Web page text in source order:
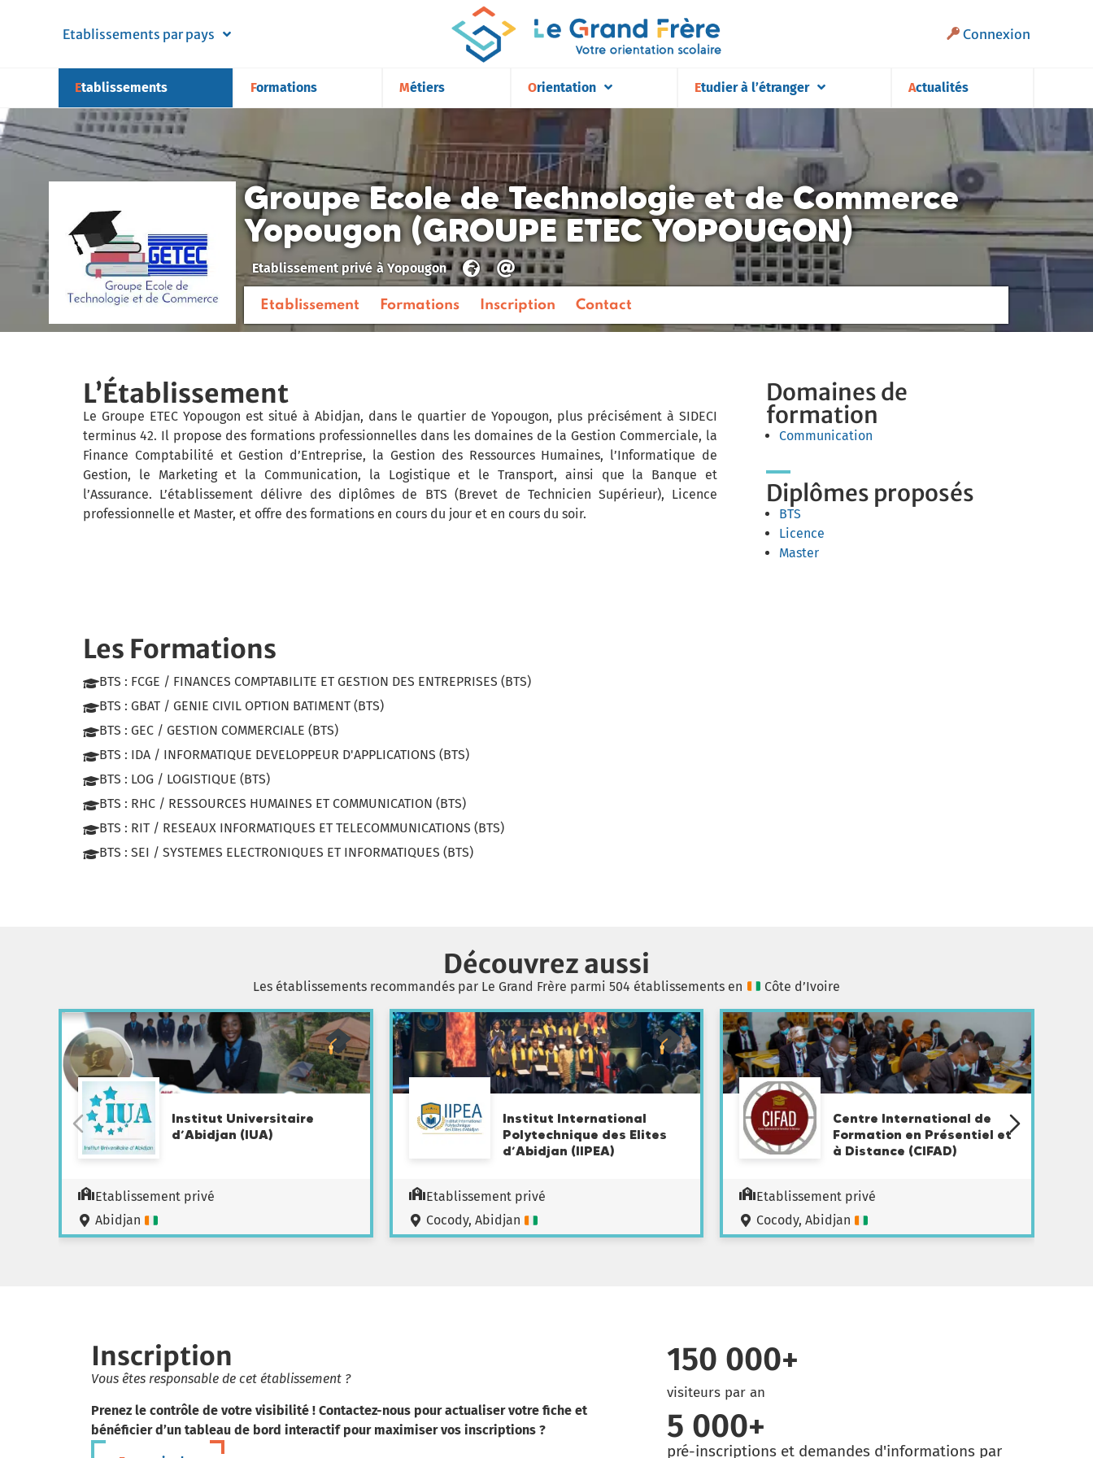
Etablissements par pays Connexion
Etablissements Formations Métiers Orientation Etudier à l’étranger Actualités
Groupe Ecole de Technologie et de Commerce
Yopougon (GROUPE ETEC YOPOUGON)
Etablissement privé à Yopougon
Etablissement Formations Inscription Contact
L’Établissement
Le Groupe ETEC Yopougon est situé à Abidjan, dans le quartier de Yopougon, plus précisément à SIDECI
terminus 42. Il propose des formations professionnelles dans les domaines de la Gestion Commerciale, la
Finance Comptabilité et Gestion d’Entreprise, la Gestion des Ressources Humaines, l’Informatique de
Gestion, le Marketing et la Communication, la Logistique et le Transport, ainsi que la Banque et
l’Assurance. L’établissement délivre des diplômes de BTS (Brevet de Technicien Supérieur), Licence
professionnelle et Master, et offre des formations en cours du jour et en cours du soir.
Domaines de
formation
Communication
Diplômes proposés
BTS
Licence
Master
Les Formations
BTS : FCGE / FINANCES COMPTABILITE ET GESTION DES ENTREPRISES (BTS)
BTS : GBAT / GENIE CIVIL OPTION BATIMENT (BTS)
BTS : GEC / GESTION COMMERCIALE (BTS)
BTS : IDA / INFORMATIQUE DEVELOPPEUR D'APPLICATIONS (BTS)
BTS : LOG / LOGISTIQUE (BTS)
BTS : RHC / RESSOURCES HUMAINES ET COMMUNICATION (BTS)
BTS : RIT / RESEAUX INFORMATIQUES ET TELECOMMUNICATIONS (BTS)
BTS : SEI / SYSTEMES ELECTRONIQUES ET INFORMATIQUES (BTS)
Découvrez aussi
Les établissements recommandés par Le Grand Frère parmi 504 établissements en Côte d’Ivoire
Institut Universitaire
d’Abidjan (IUA)
Etablissement privé
Abidjan
Institut International
Polytechnique des Elites
d’Abidjan (IIPEA)
Etablissement privé
Cocody, Abidjan
Centre International de
Formation en Présentiel et
à Distance (CIFAD)
Etablissement privé
Cocody, Abidjan
Inscription
Vous êtes responsable de cet établissement ?
Prenez le contrôle de votre visibilité ! Contactez-nous pour actualiser votre fiche et
bénéficier d’un tableau de bord interactif pour maximiser vos inscriptions ?
visiteurs par an
150 000+
pré-inscriptions et demandes d'informations par
5 000+